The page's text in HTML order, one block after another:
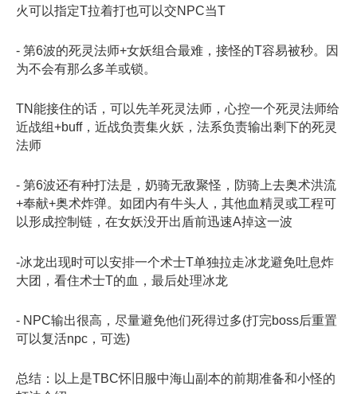
火可以指定T拉着打也可以交NPC当T
- 第6波的死灵法师+女妖组合最难，接怪的T容易被秒。因
为不会有那么多羊或锁。
TN能接住的话，可以先羊死灵法师，心控一个死灵法师给
近战组+buff，近战负责集火妖，法系负责输出剩下的死灵
法师
- 第6波还有种打法是，奶骑无敌聚怪，防骑上去奥术洪流
+奉献+奥术炸弹。如团内有牛头人，其他血精灵或工程可
以形成控制链，在女妖没开出盾前迅速A掉这一波
-冰龙出现时可以安排一个术士T单独拉走冰龙避免吐息炸
大团，看住术士T的血，最后处理冰龙
- NPC输出很高，尽量避免他们死得过多(打完boss后重置
可以复活npc，可选)
总结：以上是TBC怀旧服中海山副本的前期准备和小怪的